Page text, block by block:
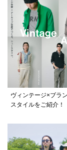
ヴィンテージ×ブラ
スタイルをご紹介！